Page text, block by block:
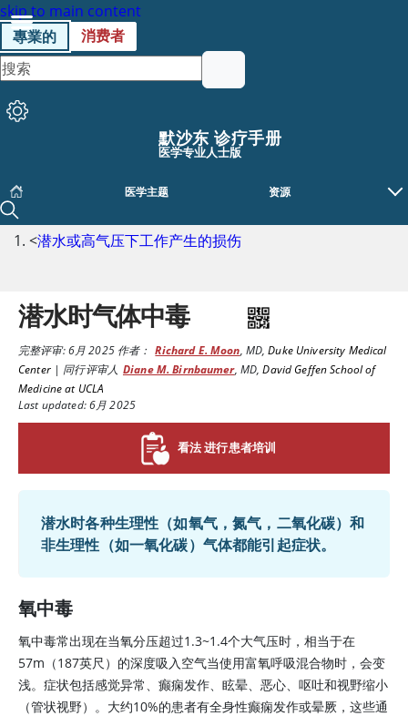
skip to main content
專業的
消费者
默沙东 诊疗手册
医学专业人士版
医学主题 资源
<潜水或高气压下工作产生的损伤
潜水时气体中毒
完整评审:6月 2025作者： Richard E. Moon, MD,Duke University Medical
Center| 同行评审人 Diane M. Birnbaumer, MD,David Geffen School of
Medicine at UCLA
Last updated: 6月 2025
看法 进行患者培训
潜水时各种生理性（如氧气，氮气，二氧化碳）和
非生理性（如一氧化碳）气体都能引起症状。
氧中毒
氧中毒常出现在当氧分压超过1.3~1.4个大气压时，相当于在
57m（187英尺）的深度吸入空气当使用富氧呼吸混合物时，会变
浅。症状包括感觉异常、癫痫发作、眩晕、恶心、呕吐和视野缩小
（管状视野）。大约10%的患者有全身性癫痫发作或晕厥，这些通